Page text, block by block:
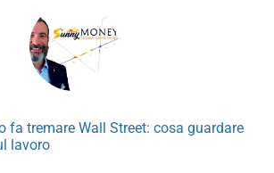
fa tremare Wall Street: cosa guardare
lavoro